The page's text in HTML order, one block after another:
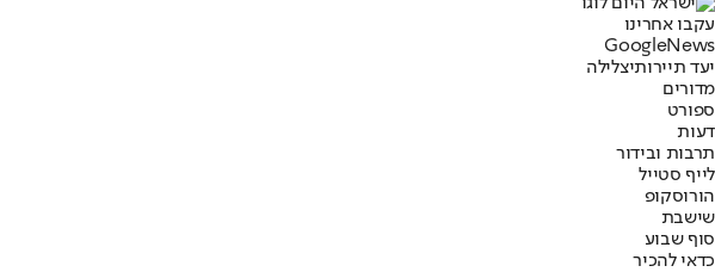
עקבו אחרינו
Googl eNews
יעד תיירותיצלילה
מדורים
ספורט
דעות
תרבות ובידור
לייף סטייל
הורוסקופ
שישבת
סוף שבוע
כדאי להכיר